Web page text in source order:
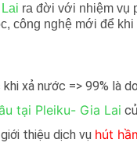
ra đời với nhiệm vụ
công nghệ mới để
xả nước => 99% là
tại Pleiku- Gia Lai
thiệu dịch vụ hút